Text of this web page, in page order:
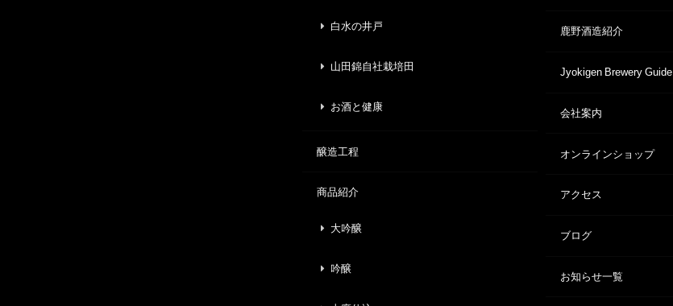
白水の井戸
山田錦自社栽培田
お酒と健康
醸造工程
商品紹介
大吟醸
吟醸
鹿野酒造紹介
Jyokigen Brewery Guide
会社案内
オンラインショップ
アクセス
ブログ
お知らせ一覧